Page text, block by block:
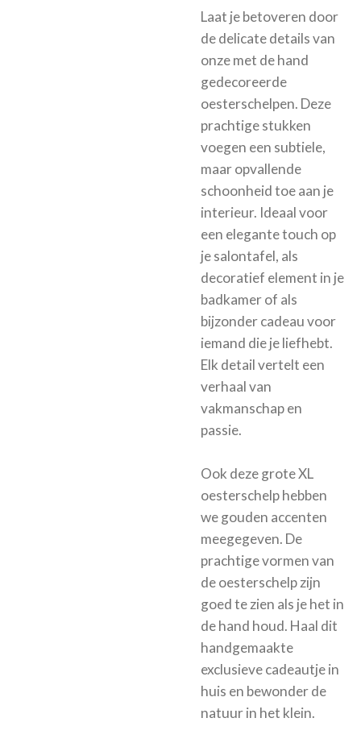
Laat je betoveren door
de delicate details van
onze met de hand
gedecoreerde
oesterschelpen. Deze
prachtige stukken
voegen een subtiele,
maar opvallende
schoonheid toe aan je
interieur. Ideaal voor
een elegante touch op
je salontafel, als
decoratief element in je
badkamer of als
bijzonder cadeau voor
iemand die je liefhebt.
Elk detail vertelt een
verhaal van
vakmanschap en
passie.
Ook deze grote XL
oesterschelp hebben
we gouden accenten
meegegeven. De
prachtige vormen van
de oesterschelp zijn
goed te zien als je het in
de hand houd. Haal dit
handgemaakte
exclusieve cadeautje in
huis en bewonder de
natuur in het klein.